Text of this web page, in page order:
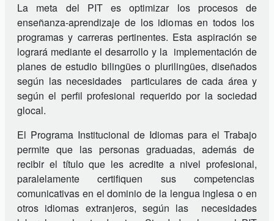
La meta del PIT es optimizar los procesos de
enseñanza-aprendizaje de los idiomas en todos los
programas y carreras pertinentes. Esta aspiración se
logrará mediante el desarrollo y la implementación de
planes de estudio bilingües o plurilingües, diseñados
según las necesidades particulares de cada área y
según el perfil profesional requerido por la sociedad
glocal.
El Programa Institucional de Idiomas para el Trabajo
permite que las personas graduadas, además de
recibir el título que les acredite a nivel profesional,
paralelamente certifiquen sus competencias
comunicativas en el dominio de la lengua inglesa o en
otros idiomas extranjeros, según las necesidades